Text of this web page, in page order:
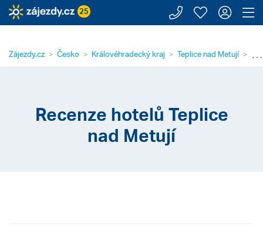
25 Zavolejte
Moje
⋯
Zájezdy.cz Česko Královéhradecký kraj Teplice nad Metují
Recenze hotelů Teplice
nad Metují